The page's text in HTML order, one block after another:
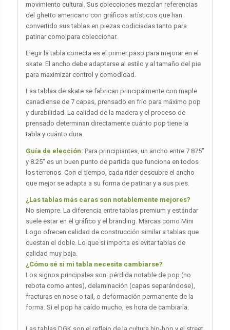
movimiento cultural. Sus colecciones mezclan referencias
del ghetto americano con gráficos artísticos que han
convertido sus tablas en piezas codiciadas tanto para
patinar como para coleccionar.
Elegir la tabla correcta es el primer paso para mejorar en el
skate. El ancho debe adaptarse al estilo y al tamaño del pie
para maximizar control y comodidad.
Las tablas de skate se fabrican principalmente con maple
canadiense de 7 capas, prensado en frío para máximo pop
y durabilidad. La calidad de la madera y el proceso de
prensado determinan directamente cuánto pop tiene la
tabla y cuánto dura.
Guía de elección: Para principiantes, un ancho entre 7.875″
y 8.25″ es un buen punto de partida que funciona en todos
los terrenos. Con el tiempo, cada rider descubre el ancho
que mejor se adapta a su forma de patinar y a sus pies.
¿Las tablas más caras son notablemente mejores?
No siempre. La diferencia entre tablas premium y estándar
suele estar en el gráfico y el branding. Marcas como Mini
Logo ofrecen calidad de construcción similar a tablas que
cuestan el doble. Lo que sí importa es evitar tablas de
calidad muy baja.
¿Cómo sé si mi tabla necesita cambiarse?
Los signos principales son: pérdida notable de pop (no
rebota como antes), delaminación (capas separándose),
fracturas en nose o tail, o deformación permanente de la
forma. Si el pop ha caído mucho, es hora de cambiarla.